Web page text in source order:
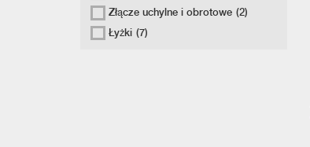
Złącze uchylne i obrotowe (2)
Łyżki (7)